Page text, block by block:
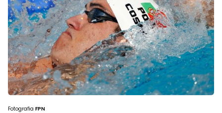
Fotografia FPN